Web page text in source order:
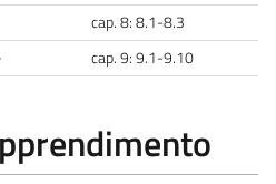
cap. 8: 8.1-8.3
cap. 9: 9.1-9.10